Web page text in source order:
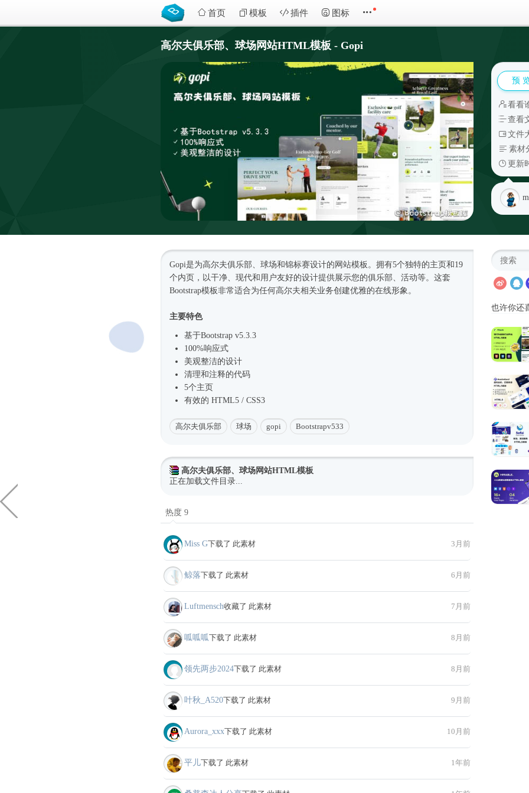
首页 模板 插件 图标
高尔夫俱乐部、球场网站HTML模板 - Gopi
预
看看
查看
文件
素材
更新
Gopi是为高尔夫俱乐部、球场和锦标赛设计的 网站模板 。拥有5个独特的主页和19
个内页，以干净、现代和用户友好的设计提供展示您的俱乐部、活动等。这套
Bootstrap模板非常适合为任何高尔夫相关业务创建优雅的在线形象。
主要特色
基于Bootstrap v5.3.3
100%响应式
美观整洁的设计
清理和注释的代码
5个主页
有效的 HTML5 / CSS3
高尔夫俱乐部 球场 gopi Bootstrapv533
高尔夫俱乐部、球场网站HTML模板
正在加载文件目录...
热度 9
Miss G下载了 此素材 3月前
鲸落下载了 此素材 6月前
Luftmensch收藏了 此素材 7月前
呱呱呱下载了 此素材 8月前
领先两步2024下载了 此素材 8月前
叶秋_A520下载了 此素材 9月前
Aurora_xxx下载了 此素材 10月前
平儿下载了 此素材 1年前
也许你还